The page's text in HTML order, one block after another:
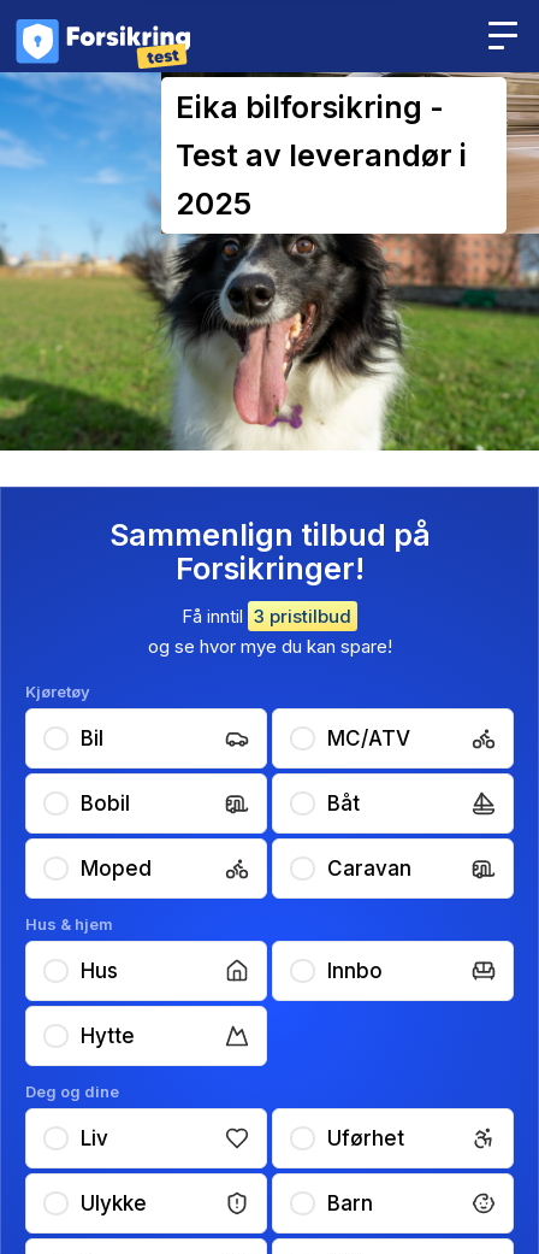
Eika bilforsikring -
Test av leverandør i
2025
Sammenlign tilbud på
Forsikringer!
Få inntil 3 pristilbud
og se hvor mye du kan spare!
Kjøretøy
Bil MC/ATV
Bobil Båt
Moped Caravan
Hus & hjem
Hus Innbo
Hytte
Deg og dine
Liv Uførhet
Ulykke Barn